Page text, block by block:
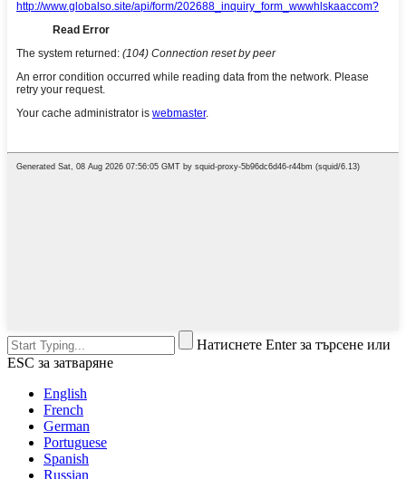
Натиснете Enter за търсене или
ESC за затваряне
English
French
German
Portuguese
Spanish
Russian